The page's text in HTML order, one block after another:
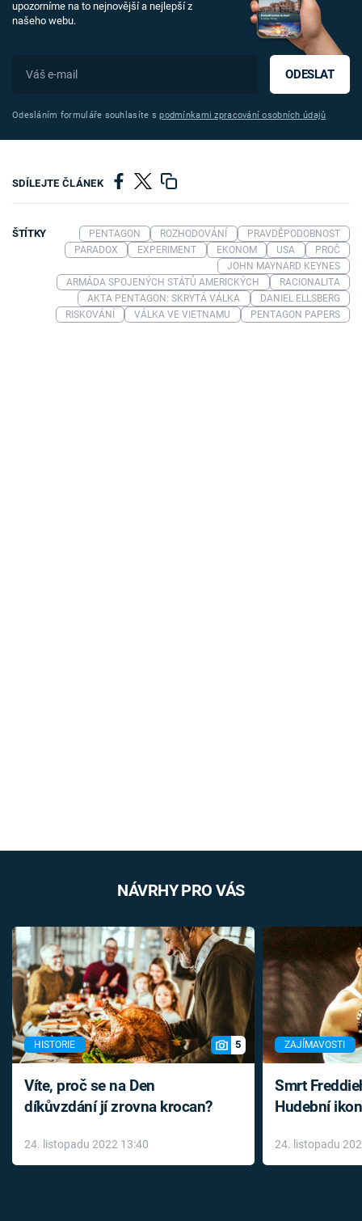
upozorníme na to nejnovější a nejlepší z
našeho webu.
ODESLAT
Odesláním formuláře souhlasíte spodmínkami zpracování osobních údajů
SDÍLEJTE ČLÁNEK
ŠTÍTKY PENTAGON ROZHODOVÁNÍ
PRAVDĚPODOBNOST
PARADOX
EXPERIMENT EKONOM USA
PROČ
JOHN MAYNARD KEYNES
ARMÁDA SPOJENÝCH STÁTŮ AMERICKÝCH
RACIONALITA
AKTA PENTAGON: SKRYTÁ VÁLKA
DANIEL ELLSBERG
RISKOVÁNÍ
VÁLKA VE VIETNAMU PENTAGON PAPERS
NÁVRHY PRO VÁS
HISTORIE 5
Víte, proč se na Den
díkůvzdání jí zrovna krocan?
24. listopadu 2022 13:40
ZAJÍMAVOSTI
Smrt
Hudební
léky
24. listopadu